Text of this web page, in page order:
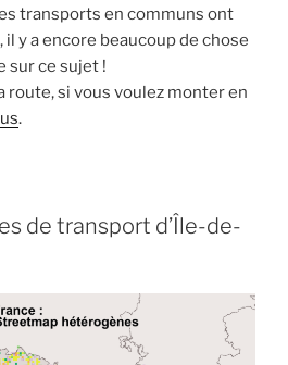
transports en communs ont
y a encore beaucoup de chose
sur ce sujet !
route, si vous voulez monter en
.
de transport d’Île-de-